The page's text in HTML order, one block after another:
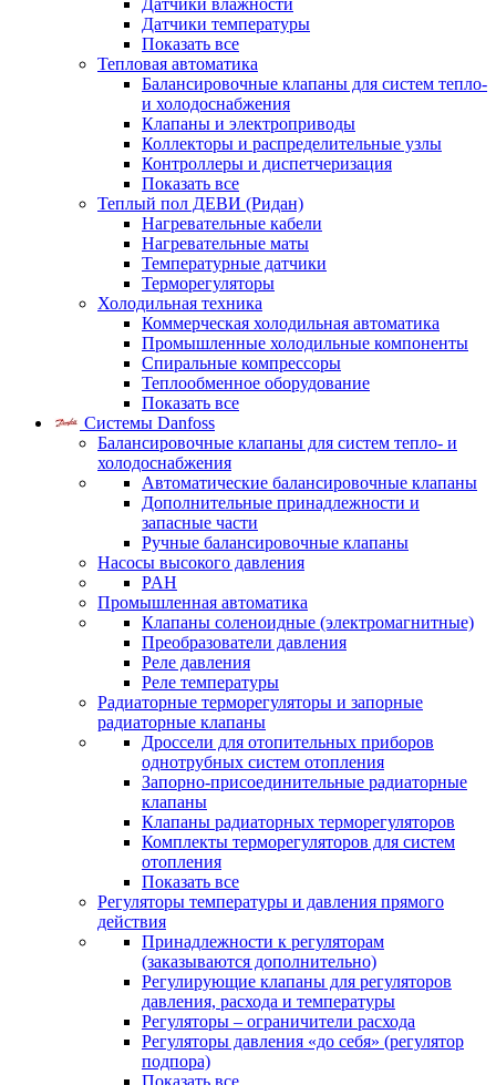
Датчики влажности
Датчики температуры
Показать все
Тепловая автоматика
Балансировочные клапаны для систем тепло-
и холодоснабжения
Клапаны и электроприводы
Коллекторы и распределительные узлы
Контроллеры и диспетчеризация
Показать все
Теплый пол ДЕВИ (Ридан)
Нагревательные кабели
Нагревательные маты
Температурные датчики
Терморегуляторы
Холодильная техника
Коммерческая холодильная автоматика
Промышленные холодильные компоненты
Спиральные компрессоры
Теплообменное оборудование
Показать все
Системы Danfoss
Балансировочные клапаны для систем тепло- и
холодоснабжения
Автоматические балансировочные клапаны
Дополнительные принадлежности и
запасные части
Ручные балансировочные клапаны
Насосы высокого давления
PAH
Промышленная автоматика
Клапаны соленоидные (электромагнитные)
Преобразователи давления
Реле давления
Реле температуры
Радиаторные терморегуляторы и запорные
радиаторные клапаны
Дроссели для отопительных приборов
однотрубных систем отопления
Запорно-присоединительные радиаторные
клапаны
Клапаны радиаторных терморегуляторов
Комплекты терморегуляторов для систем
отопления
Показать все
Регуляторы температуры и давления прямого
действия
Принадлежности к регуляторам
(заказываются дополнительно)
Регулирующие клапаны для регуляторов
давления, расхода и температуры
Регуляторы – ограничители расхода
Регуляторы давления «до себя» (регулятор
подпора)
Показать все